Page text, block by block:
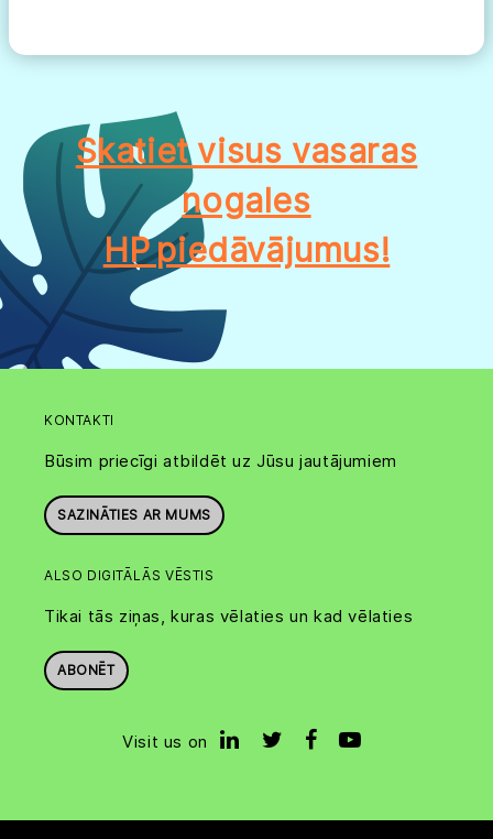
Skatiet visus vasaras
nogales
HP piedāvājumus!
KONTAKTI
Būsim priecīgi atbildēt uz Jūsu jautājumiem
SAZINĀTIES AR MUMS
ALSO DIGITĀLĀS VĒSTIS
Tikai tās ziņas, kuras vēlaties un kad vēlaties
ABONĒT
Visit us on